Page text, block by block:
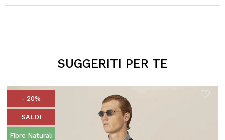
SUGGERITI PER TE
- 20%
SALDI
Fibre Naturali